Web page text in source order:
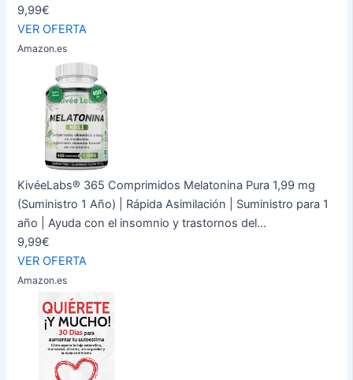
9,99€
VER OFERTA
Amazon.es
KivéeLabs® 365 Comprimidos Melatonina Pura 1,99 mg
(Suministro 1 Año) | Rápida Asimilación | Suministro para 1
año | Ayuda con el insomnio y trastornos del...
9,99€
VER OFERTA
Amazon.es